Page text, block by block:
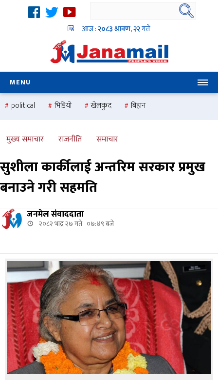
आज :२०८३ श्रावण, २२गते
MENU
political भिडियो खेलकुद
बिहान
national
health
मुख्य समाचार राजनीति समाचार
सुशीला कार्कीलाई अन्तरिम सरकार प्रमुख
बनाउने गरी सहमति
जनमेल संवाददाता
२०८२ भाद्र २७ गते ०७:४९ बजे